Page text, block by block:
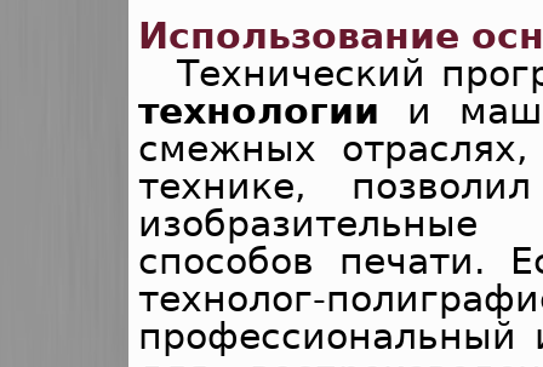
Использование
Технический
технологии и
смежных
технике,
способов печати.
технолог-
профессиональный